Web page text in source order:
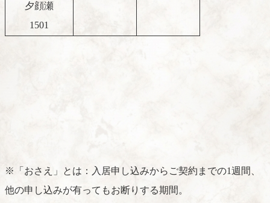
夕顔瀬
1501
※「おさえ」とは：入居申し込みからご契約までの1週間、
他の申し込みが有ってもお断りする期間。